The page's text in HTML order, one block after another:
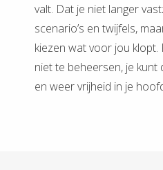
valt. Dat je niet langer
scenario’s en twijfels,
kiezen wat voor jou klopt.
niet te beheersen, je kunt
en weer vrijheid in je